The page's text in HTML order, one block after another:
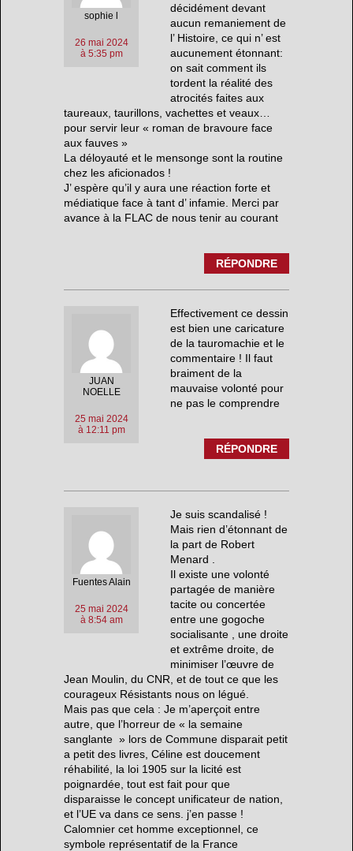
sophie l
26 mai 2024
à 5:35 pm
décidément devant
aucun remaniement de
l’ Histoire, ce qui n’ est
aucunement étonnant:
on sait comment ils
tordent la réalité des
atrocités faites aux
taureaux, taurillons, vachettes et veaux…
pour servir leur « roman de bravoure face
aux fauves »
La déloyauté et le mensonge sont la routine
chez les aficionados !
J’ espère qu’il y aura une réaction forte et
médiatique face à tant d’ infamie. Merci par
avance à la FLAC de nous tenir au courant
RÉPONDRE
JUAN
NOELLE
25 mai 2024
à 12:11 pm
Effectivement ce dessin
est bien une caricature
de la tauromachie et le
commentaire ! Il faut
braiment de la
mauvaise volonté pour
ne pas le comprendre
RÉPONDRE
Fuentes Alain
25 mai 2024
à 8:54 am
Je suis scandalisé !
Mais rien d’étonnant de
la part de Robert
Menard .
Il existe une volonté
partagée de manière
tacite ou concertée
entre une gogoche
socialisante , une droite
et extrême droite, de
minimiser l’œuvre de
Jean Moulin, du CNR, et de tout ce que les
courageux Résistants nous on légué.
Mais pas que cela : Je m’aperçoit entre
autre, que l’horreur de « la semaine
sanglante » lors de Commune disparait petit
a petit des livres, Céline est doucement
réhabilité, la loi 1905 sur la licité est
poignardée, tout est fait pour que
disparaisse le concept unificateur de nation,
et l’UE va dans ce sens. j’en passe !
Calomnier cet homme exceptionnel, ce
symbole représentatif de la France